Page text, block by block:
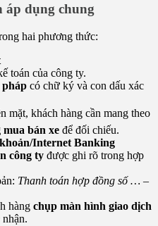
áp dụng chung
hai phương thức:
toán của công ty.
có chữ ký và con dấu xác
mặt, khách hàng cần mang theo
bán xe để đối chiếu.
Internet Banking
công ty được ghi rõ trong hợp
Thanh toán hợp đồng số … –
hàng chụp màn hình giao dịch